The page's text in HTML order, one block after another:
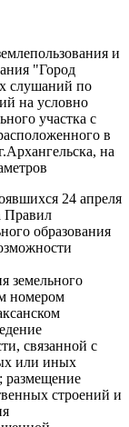
и
"Город
слушаний по
на условно
участка с
в
на
24 апреля
Правил
образования
земельного
номером
связанной с
или иных
размещение
строений и